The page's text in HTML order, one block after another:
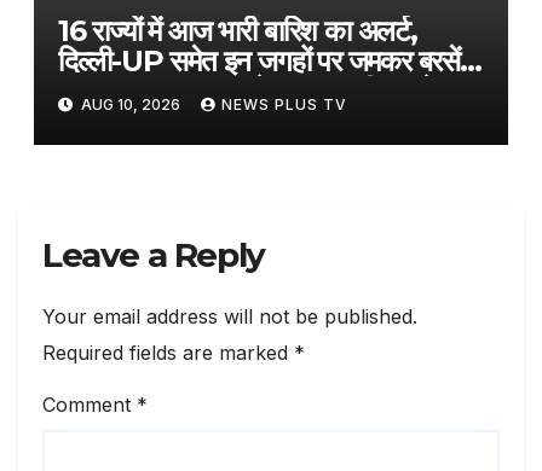
16 राज्यों में आज भारी बारिश का अलर्ट,
दिल्ली-UP समेत इन जगहों पर जमकर बरसेंगे
बादल; IMD का अपडेट पढ़कर ही घर से
निकलें​on August 10, 2026 at 1:21
am
AUG 10, 2026 NEWS PLUS TV
Leave a Reply
Your email address will not be published.
Required fields are marked *
Comment *